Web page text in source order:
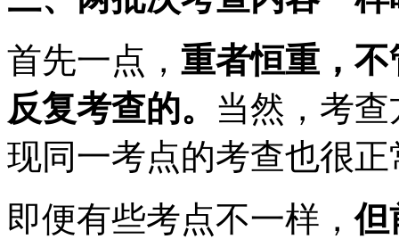
首先一点， 重者恒重，
反复考查的。 当然，考
现同一考点的考查也很正
即便有些考点不一样，但